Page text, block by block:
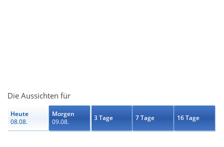
Die Aussichten für
Heute
08.08.
Morgen
09.08.
3 Tage 7 Tage 16 Tage